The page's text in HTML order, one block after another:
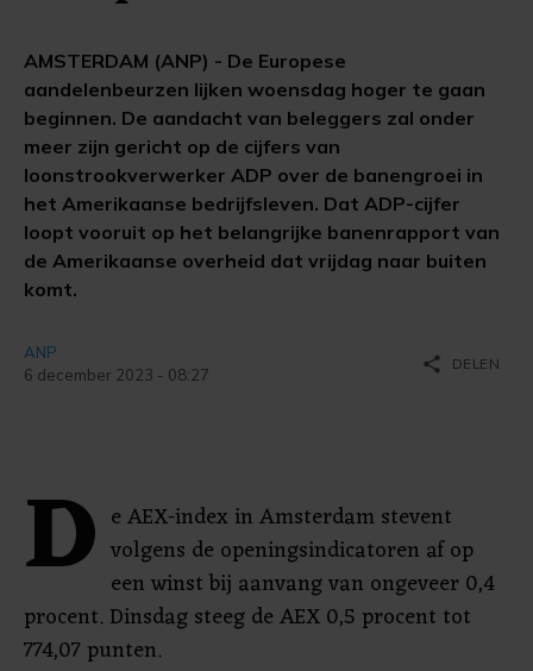
AMSTERDAM (ANP) - De Europese
aandelenbeurzen lijken woensdag hoger te gaan
beginnen. De aandacht van beleggers zal onder
meer zijn gericht op de cijfers van
loonstrookverwerker ADP over de banengroei in
het Amerikaanse bedrijfsleven. Dat ADP-cijfer
loopt vooruit op het belangrijke banenrapport van
de Amerikaanse overheid dat vrijdag naar buiten
komt.
ANP
6 december 2023 - 08:27
share DELEN
D e AEX-index in Amsterdam stevent
volgens de openingsindicatoren af op
een winst bij aanvang van ongeveer 0,4
procent. Dinsdag steeg de AEX 0,5 procent tot
774,07 punten.